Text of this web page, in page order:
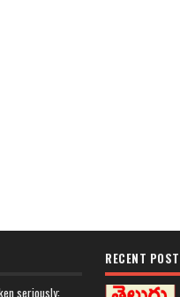
seriously:
RECENT